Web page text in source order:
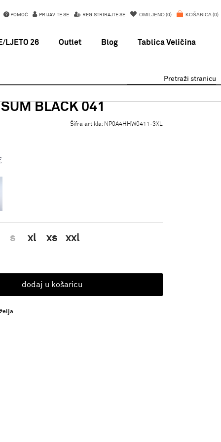
KOŠARICA 0
OMILJENO 0
PRIJAVITE SE REGISTRIRAJTE SE
POMOĆ
LJETO 26 Outlet Blog Tablica Veličina
Pretraži stranicu
BLACK 041
Šifra artikla: NP0A4HHW0411-3XL
s xl xs xxl
dodaj u košaricu